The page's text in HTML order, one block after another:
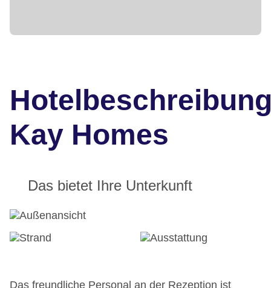
Kay Homes
Das bietet Ihre Unterkunft
Das freundliche Personal an der Rezeption ist